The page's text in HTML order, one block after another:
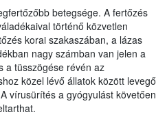
betegsége. A fertőzés
történő közvetlen
korai szakaszában, a lázas
nagy számban van jelen a
a tüsszögése révén az
közel lévő állatok között levegő
vírusürítés a gyógyulást követően